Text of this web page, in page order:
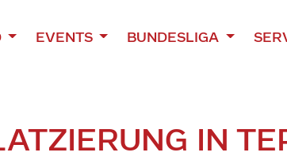
EVENTS BUNDESLIGA
IN